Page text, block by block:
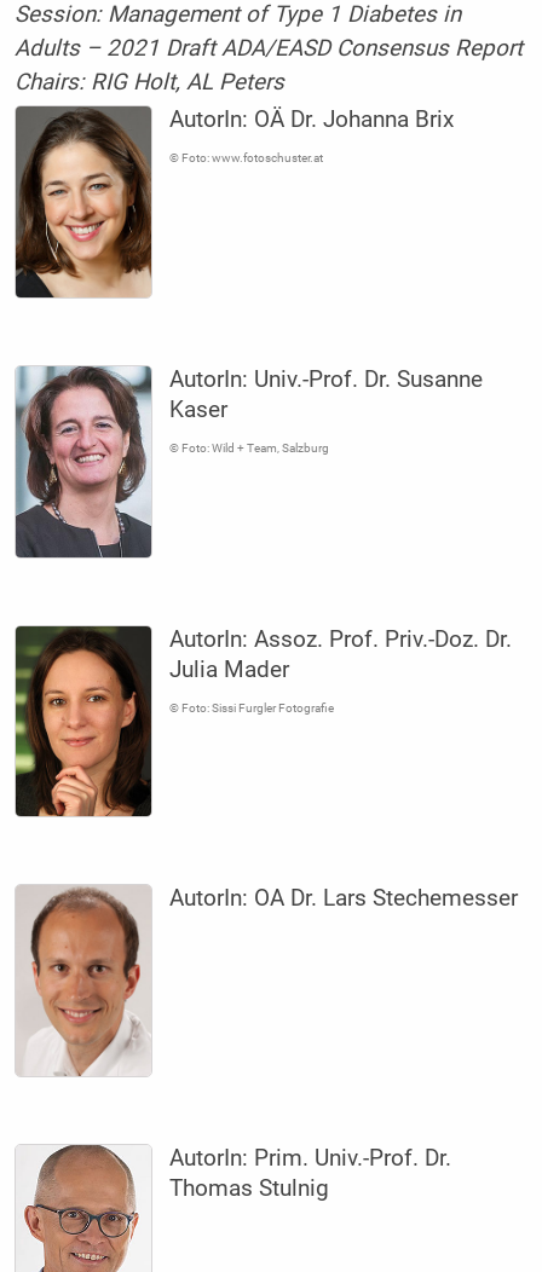
Session: Management of Type 1 Diabetes in
Adults – 2021 Draft ADA/EASD Consensus Report
Chairs: RIG Holt, AL Peters
AutorIn: OÄ Dr. Johanna Brix
© Foto: www.fotoschuster.at
AutorIn: Univ.-Prof. Dr. Susanne
Kaser
© Foto: Wild + Team, Salzburg
AutorIn:Assoz. Prof. Priv.-Doz. Dr.
Julia Mader
© Foto: Sissi Furgler Fotografie
AutorIn: OA Dr. Lars ­Stechemesser
AutorIn: Prim. Univ.-Prof. Dr.
Thomas Stulnig